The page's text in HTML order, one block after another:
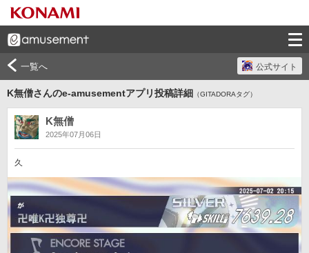
一覧へ 公式サイト
K無僧さんのe-amusementアプリ投稿詳細 （GITADORAタグ）
K無僧
2025年07月06日
久